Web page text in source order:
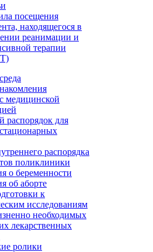
посещения
находящегося в
реанимации и
терапии
медицинской
распорядок для
распорядка
поликлиники
о беременности
об аборте
к
исследованиям
необходимых
лекарственных
ролики